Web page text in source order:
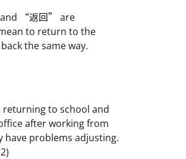
“返回” are
to return to the
the same way.
returning to school and
after working from
have problems adjusting.